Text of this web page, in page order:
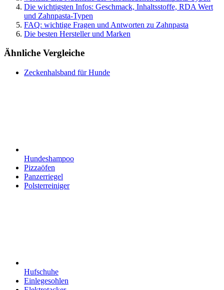
Die wichtigsten Infos: Geschmack, Inhaltsstoffe, RDA Wert
und Zahnpasta-Typen
FAQ: wichtige Fragen und Antworten zu Zahnpasta
Die besten Hersteller und Marken
Ähnliche Vergleiche
Zeckenhalsband für Hunde
Hundeshampoo
Pizzaöfen
Panzerriegel
Polsterreiniger
Hufschuhe
Einlegesohlen